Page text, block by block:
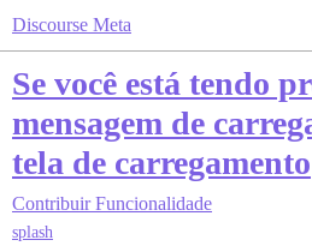
Discourse Meta
Se você está tendo
mensagem de
tela de carregamento
Contribuir Funcionalidade
splash